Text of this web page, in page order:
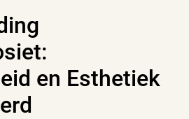
en Esthetiek